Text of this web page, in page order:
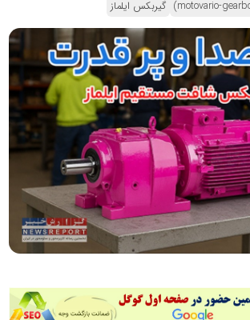
گیربکس ایلماز